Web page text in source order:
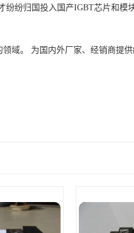
纷纷归国投入国产IGBT芯片和
域。 为国内外厂家、经销商提